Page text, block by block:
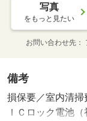
写真
をもっと見たい
お問い合わせ先
備考
損保要／室内清
ＩＣロック電池